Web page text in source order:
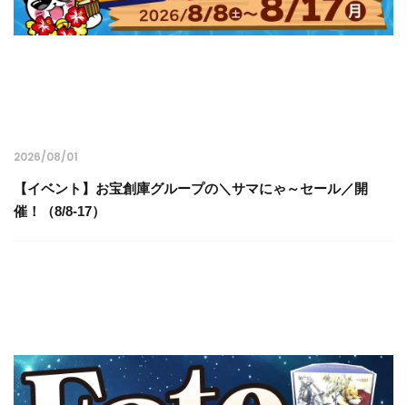
2026/08/01
【イベント】お宝創庫グループの＼サマにゃ～セール／開
催！（8/8-17）